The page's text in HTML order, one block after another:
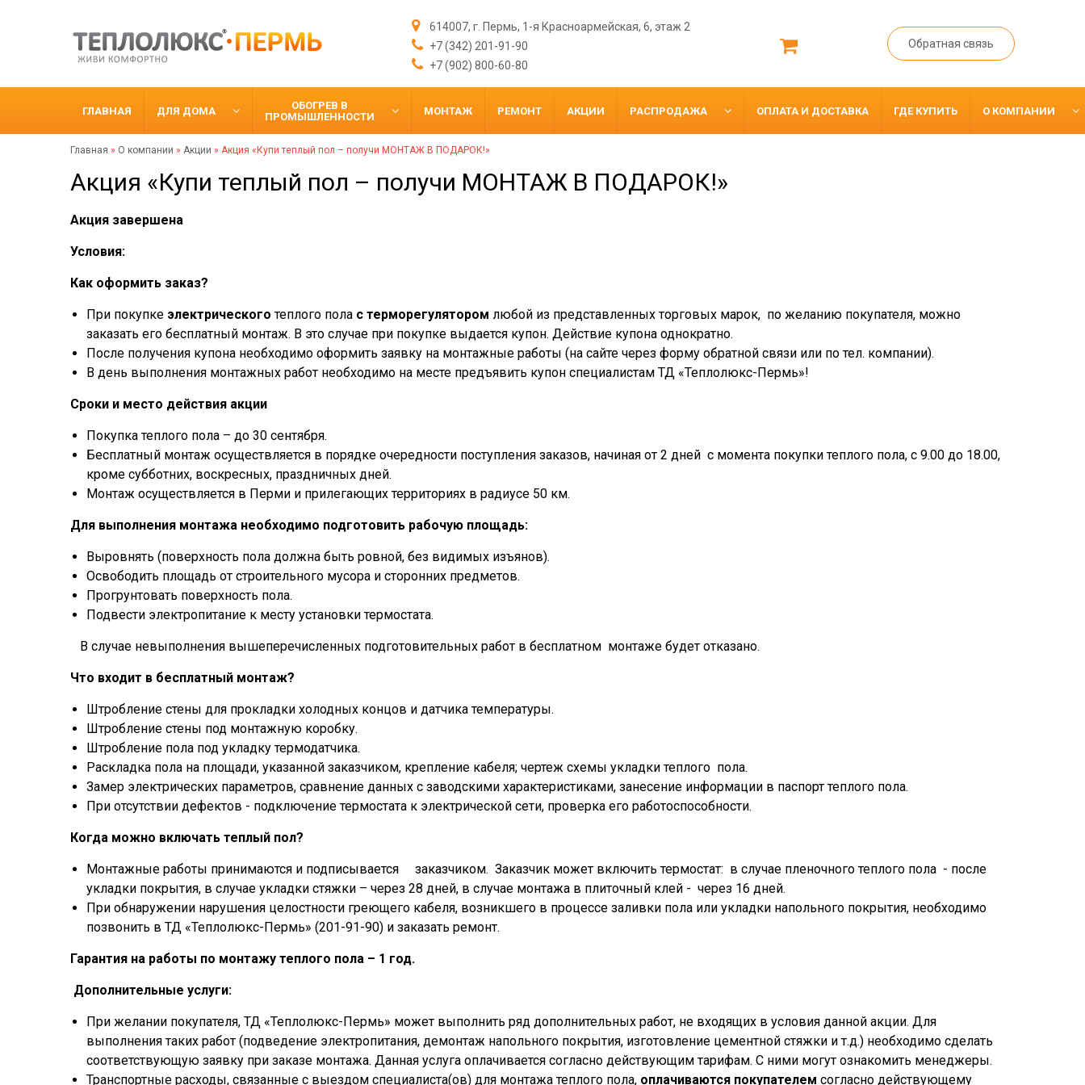
614007, г. Пермь, 1-я Красноармейская, 6, этаж 2
+7 (342) 201-91-90
+7 (902) 800-60-80
Обратная связь
ГЛАВНАЯ ДЛЯ ДОМА
ОБОГРЕВ В
ПРОМЫШЛЕННОСТИ
МОНТАЖ РЕМОНТ АКЦИИ РАСПРОДАЖА ОПЛАТА И ДОСТАВКА ГДЕ КУПИТЬ О КОМПАНИИ
Главная » О компании » Акции » Акция «Купи теплый пол – получи МОНТАЖ В ПОДАРОК!»
Акция «Купи теплый пол – получи МОНТАЖ В ПОДАРОК!»
Акция завершена
Условия:
Как оформить заказ?
При покупке электрического теплого пола с терморегулятором любой из представленных торговых марок, по желанию покупателя, можно
заказать его бесплатный монтаж. В это случае при покупке выдается купон. Действие купона однократно.
После получения купона необходимо оформить заявку на монтажные работы (на сайте через форму обратной связи или по тел. компании).
В день выполнения монтажных работ необходимо на месте предъявить купон специалистам ТД «Теплолюкс-Пермь»!
Сроки и место действия акции
Покупка теплого пола – до 30 сентября.
Бесплатный монтаж осуществляется в порядке очередности поступления заказов, начиная от 2 дней с момента покупки теплого пола, с 9.00 до 18.00,
кроме субботних, воскресных, праздничных дней.
Монтаж осуществляется в Перми и прилегающих территориях в радиусе 50 км.
Для выполнения монтажа необходимо подготовить рабочую площадь:
Выровнять (поверхность пола должна быть ровной, без видимых изъянов).
Освободить площадь от строительного мусора и сторонних предметов.
Прогрунтовать поверхность пола.
Подвести электропитание к месту установки термостата.
В случае невыполнения вышеперечисленных подготовительных работ в бесплатном монтаже будет отказано.
Что входит в бесплатный монтаж?
Штробление стены для прокладки холодных концов и датчика температуры.
Штробление стены под монтажную коробку.
Штробление пола под укладку термодатчика.
Раскладка пола на площади, указанной заказчиком, крепление кабеля; чертеж схемы укладки теплого пола.
Замер электрических параметров, сравнение данных с заводскими характеристиками, занесение информации в паспорт теплого пола.
При отсутствии дефектов - подключение термостата к электрической сети, проверка его работоспособности.
Когда можно включать теплый пол?
Монтажные работы принимаются и подписывается заказчиком. Заказчик может включить термостат: в случае пленочного теплого пола - после
укладки покрытия, в случае укладки стяжки – через 28 дней, в случае монтажа в плиточный клей - через 16 дней.
При обнаружении нарушения целостности греющего кабеля, возникшего в процессе заливки пола или укладки напольного покрытия, необходимо
позвонить в ТД «Теплолюкс-Пермь» (201-91-90) и заказать ремонт.
Гарантия на работы по монтажу теплого пола – 1 год.
Дополнительные услуги:
При желании покупателя, ТД «Теплолюкс-Пермь» может выполнить ряд дополнительных работ, не входящих в условия данной акции. Для
выполнения таких работ (подведение электропитания, демонтаж напольного покрытия, изготовление цементной стяжки и т.д.) необходимо сделать
соответствующую заявку при заказе монтажа. Данная услуга оплачивается согласно действующим тарифам. С ними могут ознакомить менеджеры.
Транспортные расходы, связанные с выездом специалиста(ов) для монтажа теплого пола, оплачиваются покупателем согласно действующему